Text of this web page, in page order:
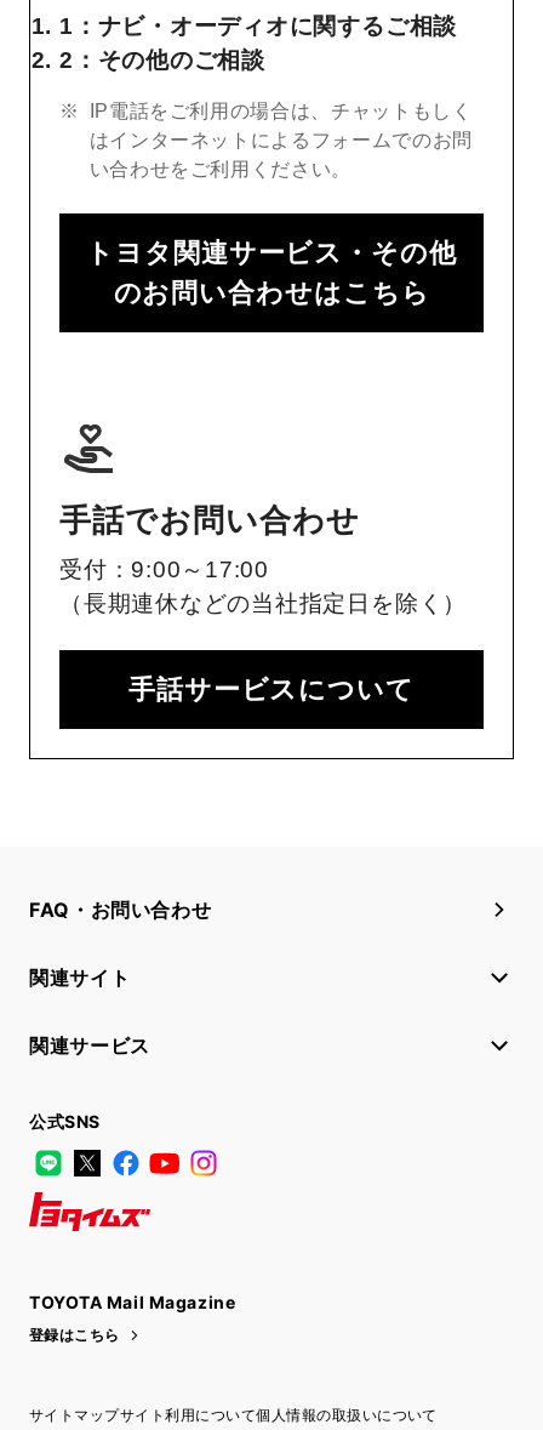
1：ナビ・オーディオに関するご相談
2：その他のご相談
IP電話をご利用の場合は、チャットもしく
はインターネットによるフォームでのお問
い合わせをご利用ください。
トヨタ関連サービス・その他
のお問い合わせはこちら
手話でお問い合わせ
受付：9:00～17:00
（長期連休などの当社指定日を除く）
手話サービスについて
FAQ・お問い合わせ
関連サイト
関連サービス
公式SNS
LINE
X FacebookYouTube
TOYOTA Mail Magazine
登録はこちら
サイトマップサイト利用について個人情報の取扱いについて